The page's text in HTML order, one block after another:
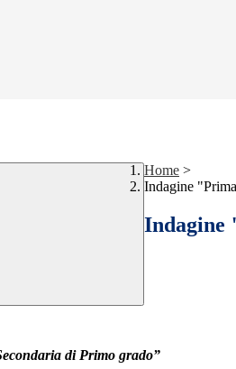
Home >
Indagine
Indagine
di Primo grado”